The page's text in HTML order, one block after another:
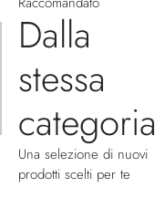
Dalla
stessa
categoria
Una selezione di nuovi
prodotti scelti per te